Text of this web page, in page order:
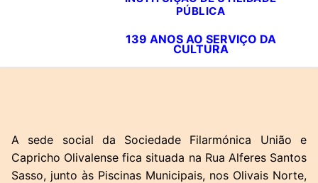
A sede social da Sociedade Filarmónica União e
Capricho Olivalense fica situada na Rua Alferes Santos
Sasso, junto às Piscinas Municipais, nos Olivais Norte,